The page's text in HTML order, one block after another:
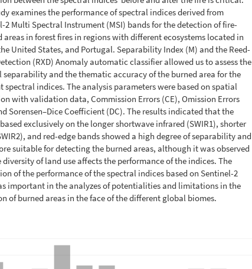
examines the performance of spectral indices derived from
2 Multi Spectral Instrument (MSI) bands for the detection of fire-
areas in forest fires in regions with different ecosystems located in
United States, and Portugal. Separability Index (M) and the Reed-
(RXD) Anomaly automatic classifier allowed us to assess the
separability and the thematic accuracy of the burned area for the
spectral indices. The analysis parameters were based on spatial
with validation data, Commission Errors (CE), Omission Errors
Sorensen–Dice Coefficient (DC). The results indicated that the
exclusively on the longer shortwave infrared (SWIR1), shorter
and red-edge bands showed a high degree of separability and
suitable for detecting the burned areas, although it was observed
of land use affects the performance of the indices. The
of the performance of the spectral indices based on Sentinel-2
important in the analyzes of potentialities and limitations in the
of burned areas in the face of the different global biomes.